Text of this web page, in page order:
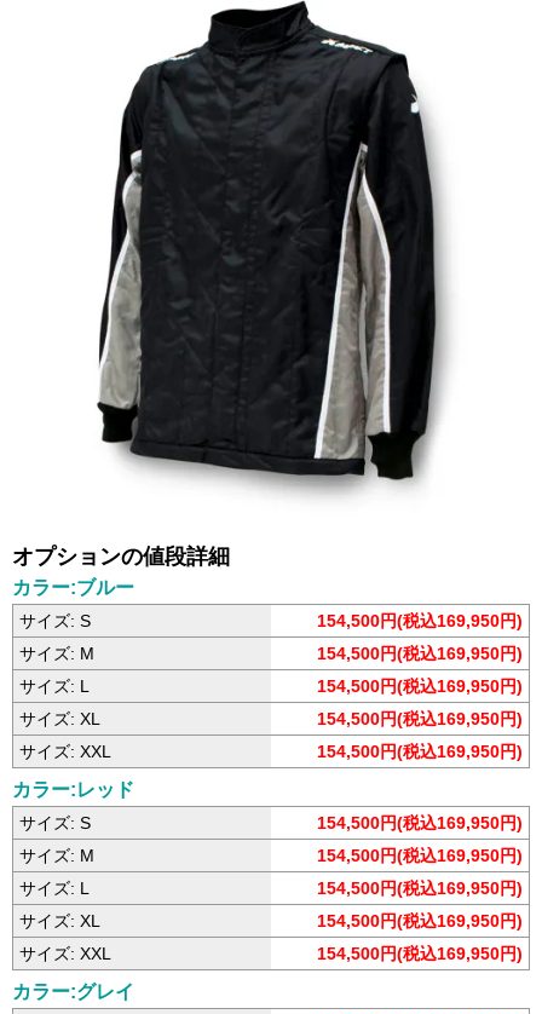
オプションの値段詳細
カラー:ブルー
サイズ: S
154,500円(税込169,950円)
サイズ: M
154,500円(税込169,950円)
サイズ: L
154,500円(税込169,950円)
サイズ: XL
154,500円(税込169,950円)
サイズ: XXL
154,500円(税込169,950円)
カラー:レッド
サイズ: S
154,500円(税込169,950円)
サイズ: M
154,500円(税込169,950円)
サイズ: L
154,500円(税込169,950円)
サイズ: XL
154,500円(税込169,950円)
サイズ: XXL
154,500円(税込169,950円)
カラー:グレイ